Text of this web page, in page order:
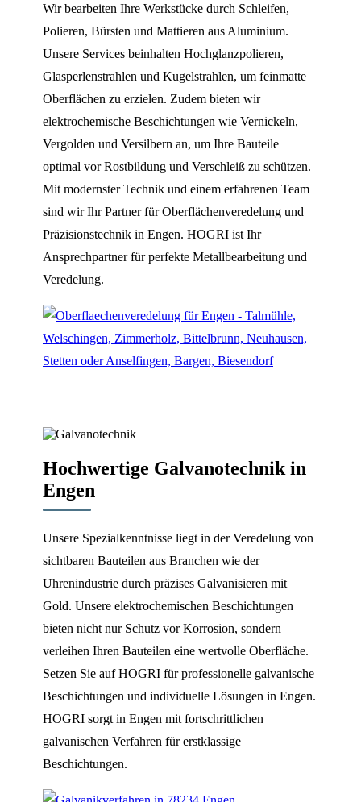
Wir bearbeiten Ihre Werkstücke durch Schleifen,
Polieren, Bürsten und Mattieren aus Aluminium.
Unsere Services beinhalten Hochglanzpolieren,
Glasperlenstrahlen und Kugelstrahlen, um feinmatte
Oberflächen zu erzielen. Zudem bieten wir
elektrochemische Beschichtungen wie Vernickeln,
Vergolden und Versilbern an, um Ihre Bauteile
optimal vor Rostbildung und Verschleiß zu schützen.
Mit modernster Technik und einem erfahrenen Team
sind wir Ihr Partner für Oberflächenveredelung und
Präzisionstechnik in Engen. HOGRI ist Ihr
Ansprechpartner für perfekte Metallbearbeitung und
Veredelung.
Hochwertige Galvanotechnik in
Engen
Unsere Spezialkenntnisse liegt in der Veredelung von
sichtbaren Bauteilen aus Branchen wie der
Uhrenindustrie durch präzises Galvanisieren mit
Gold. Unsere elektrochemischen Beschichtungen
bieten nicht nur Schutz vor Korrosion, sondern
verleihen Ihren Bauteilen eine wertvolle Oberfläche.
Setzen Sie auf HOGRI für professionelle galvanische
Beschichtungen und individuelle Lösungen in Engen.
HOGRI sorgt in Engen mit fortschrittlichen
galvanischen Verfahren für erstklassige
Beschichtungen.